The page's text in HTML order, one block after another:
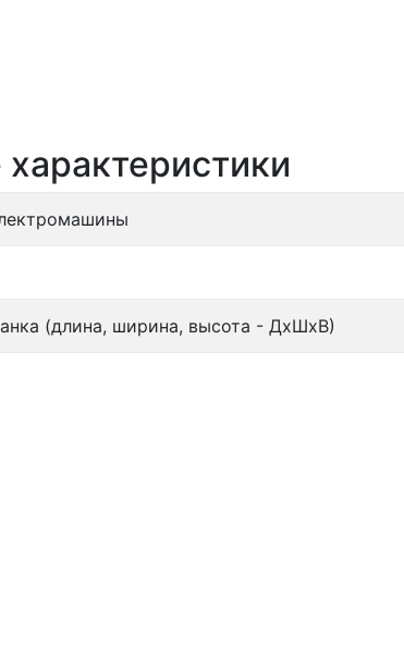
(длина, ширина, высота - ДхШхВ)